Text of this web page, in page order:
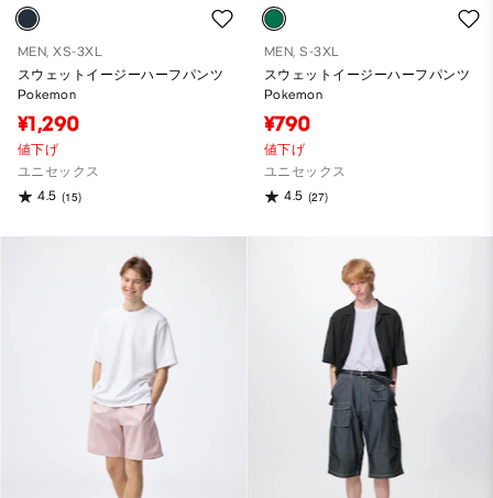
MEN, XS-3XL
スウェットイージーハーフパンツ
Pokemon
¥1,290
値下げ
ユニセックス
4.5 (15)
MEN, S-3XL
スウェットイージーハーフパンツ
Pokemon
¥790
値下げ
ユニセックス
4.5 (27)